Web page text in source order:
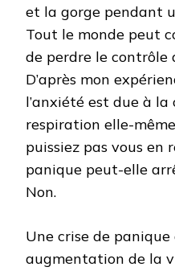
et la gorge pendant
Tout le monde peut
de perdre le contrôle
D’après mon
l’anxiété est due à
respiration elle-
puissiez pas vous en
panique peut-elle
Non.
Une crise de panique
augmentation de la